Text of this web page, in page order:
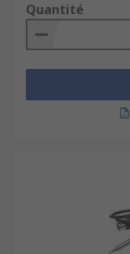
Quantité